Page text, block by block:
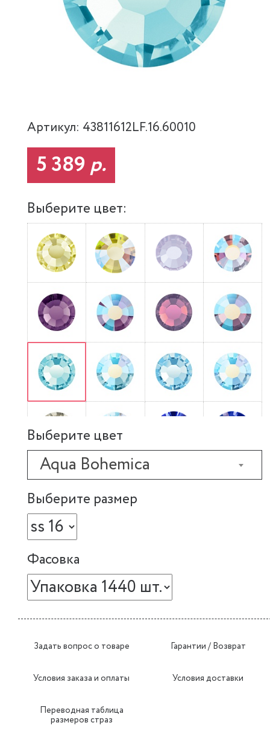
Артикул: 43811612LF.16.60010
5 389 р.
Выберите цвет:
Выберите цвет
Aqua Bohemica
Выберите размер
Фасовка
Задать вопрос о товаре Гарантии / Возврат
Условия заказа и оплаты Условия доставки
Переводная таблица
размеров страз